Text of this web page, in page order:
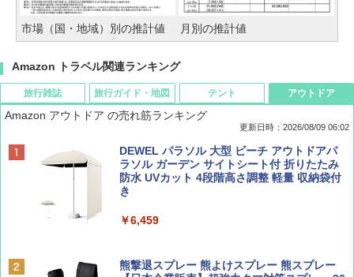
市場（国・地域）別の推計値 月別の推計値
Amazon トラベル関連ランキング
旅行雑誌
BE-PAL(ビ-パル) 2026年 9 月号【特別付録:
SOTO ミニマル"旅"財布 ランダム2種】
￥1,500
誌] (ＤＩＳＮＥＹ ＦＡＮ)
旅行ガイド・地図
地球の歩き方 スター・ウォーズ
￥2,695
球の歩き方A ヨーロッパ
テント
[キャンパーズコレクション 山善] ポップアッ
プテント 傘みたいに広げて畳める パッとサ
ッとサンシェード キューブ フルクローズ メ
ッシュ 簡単設置 ワンタッチテント キャンプ
アウトドア
Amazon アウトドア の売れ筋ランキング
更新日時：2026/08/09 06:02
DEWEL パラソル 大型 ビーチ アウトドアパ
ラソル ガーデン サイトシート付 折りたたみ
防水 UVカット 4段階高さ調整 軽量 収納袋付
き
￥6,459
熊撃退スプレー 熊よけスプレー 熊スプレー